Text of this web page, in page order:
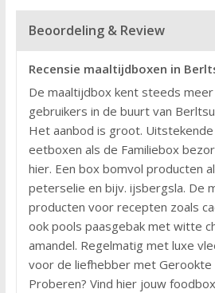
Beoordeling & Review
Recensie maaltijdboxen in
De maaltijdbox kent steeds meer
gebruikers in de buurt van
Het aanbod is groot. Uitstekende
eetboxen als de Familiebox
hier. Een box bomvol producten
peterselie en bijv. ijsbergsla. De
producten voor recepten zoals
ook pools paasgebak met witte
amandel. Regelmatig met luxe
voor de liefhebber met Gerookte
Proberen? Vind hier jouw